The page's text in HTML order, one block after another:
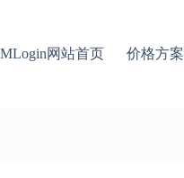
网站首页 价格方案